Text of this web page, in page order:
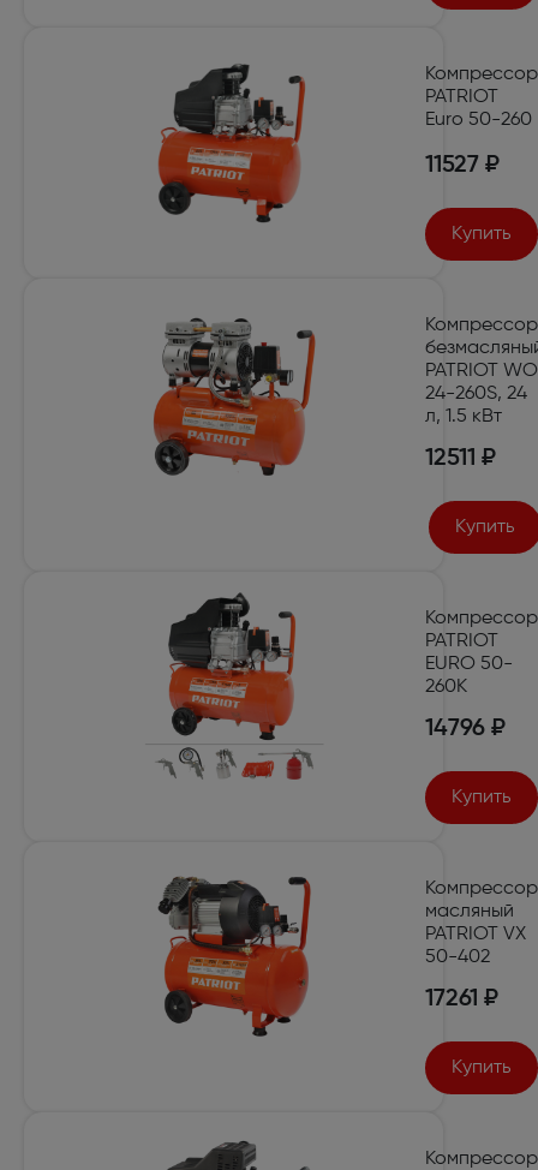
Компрессор
PATRIOT
Euro 50-260
11527 ₽
Купить
Компрессор
PATRIOT WO
24-260S, 24
л, 1.5 кВт
12511 ₽
Купить
Компрессор
PATRIOT
EURO 50-
260K
14796 ₽
Купить
Компрессор
масляный
PATRIOT VX
50-402
17261 ₽
Купить
Компрессор